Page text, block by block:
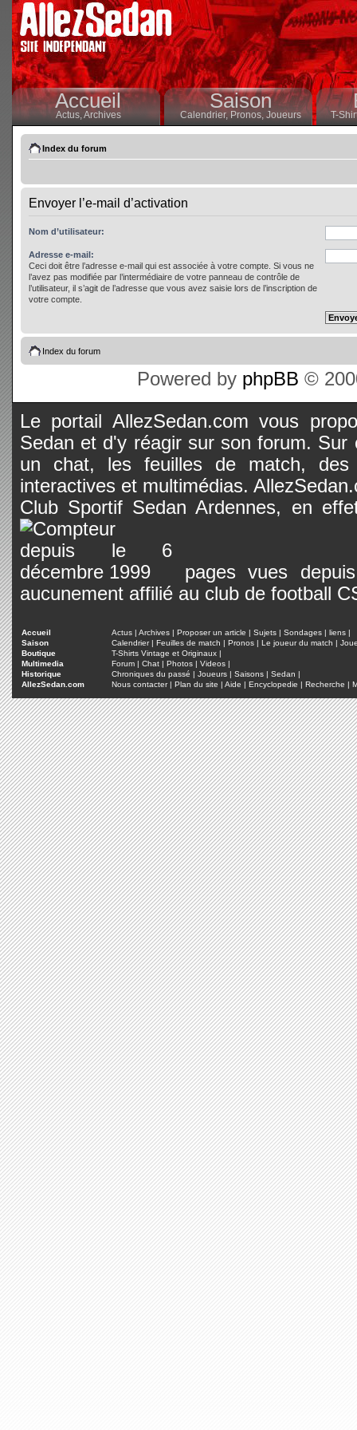
Accueil
Actus,Archives
Saison
Calendrier,Pronos, Joueurs T-
Index du forum
Envoyer l’e-mail d’activation
Nom d’utilisateur:
Adresse e-mail:
Ceci doit être l’adresse e-mail qui est associée à votre compte. Si vous ne
l’avez pas modifiée par l’intermédiaire de votre panneau de contrôle de
l’utilisateur, il s’agit de l’adresse que vous avez saisie lors de l’inscription de
votre compte.
Index du forum
Powered by phpBB ©
Le portail AllezSedan.com vous
Sedan et d'y réagir sur son forum.
un chat, les feuilles de match, des
interactives et multimédias.
Club Sportif Sedan Ardennes, en
pages vues
aucunement affilié au club de football
Accueil Actus | Archives | Proposer un article | Sujets | Sondages | liens |
Saison
Calendrier| Feuilles de match | Pronos | Le joueur du match |
Boutique
T-Shirts Vintage et Originaux |
Multimedia
Forum | Chat | Photos | Videos |
Historique
Chroniques du passé | Joueurs | Saisons | Sedan |
AllezSedan.com
Nous contacter| Plan du site | Aide | Encyclopedie | Recherche |